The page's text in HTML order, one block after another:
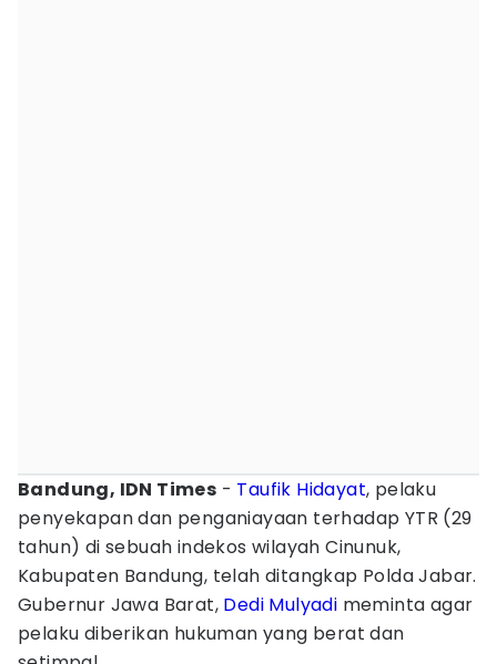
Bandung, IDN Times - Taufik Hidayat, pelaku
penyekapan dan penganiayaan terhadap YTR (29
tahun) di sebuah indekos wilayah Cinunuk,
Kabupaten Bandung, telah ditangkap Polda Jabar.
Gubernur Jawa Barat, Dedi Mulyadi meminta agar
pelaku diberikan hukuman yang berat dan